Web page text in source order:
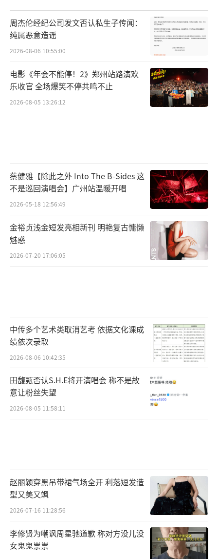
周杰伦经纪公司发文否认私生子传闻：
纯属恶意造谣
2026-08-06 10:55:00
电影《年会不能停！2》郑州站路演欢
乐收官 全场爆笑不停共鸣不止
2026-08-05 13:26:12
蔡健雅【除此之外 Into The B-Sides 这
不是巡回演唱会】广州站温暖开唱
2026-05-18 12:56:49
金裕贞浅金短发亮相新刊 明艳复古慵懒
魅惑
2026-07-20 17:06:05
中传多个艺术类取消艺考 依据文化课成
绩依次录取
2026-08-06 10:42:35
田馥甄否认S.H.E将开演唱会 称不是故
意让粉丝失望
2026-08-05 11:58:11
赵丽颖穿黑吊带裙气场全开 利落短发造
型又美又飒
2026-07-16 11:28:56
李修贤为嘲讽周星驰道歉 称对方没儿没
女鬼鬼祟祟